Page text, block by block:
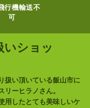
行機輸送不
可
いショッ
扱い頂いている飯山市に
リーヒラノさん。
用したとても美味しいケ